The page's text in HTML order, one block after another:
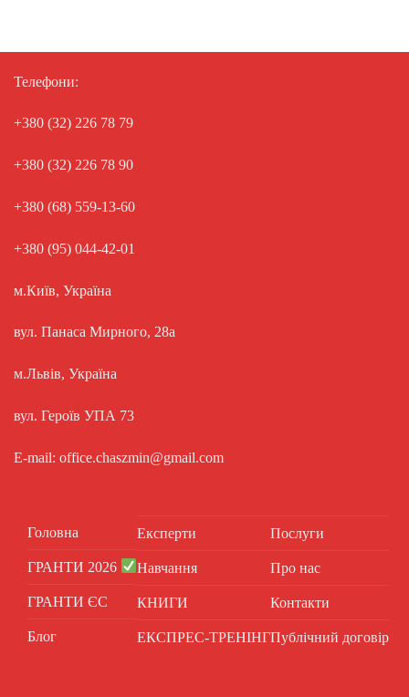
Телефони:
+380 (32) 226 78 79
+380 (32) 226 78 90
+380 (68) 559-13-60
+380 (95) 044-42-01
м.Київ, Україна
вул. Панаса Мирного, 28а
м.Львів, Україна
вул. Героїв УПА 73
E-mail: office.chaszmin@gmail.com
Головна
ГРАНТИ 2026
ГРАНТИ ЄС
Блог
Експерти
Навчання
КНИГИ
ЕКСПРЕС-ТРЕНІНГ
Послуги
Про нас
Контакти
Публічний договір